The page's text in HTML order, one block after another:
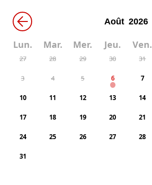
←
Lun. Mar. Mer. Jeu. Ven.
27 28 29 30 31
3 4 5 6 7
10 11 12 13 14
17 18 19 20 21
24 25 26 27 28
31